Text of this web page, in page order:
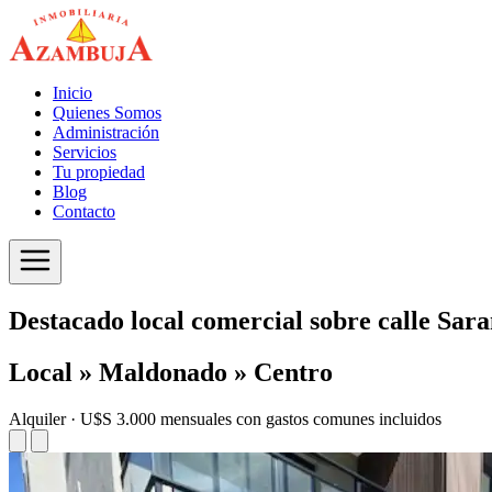
Inicio
Quienes Somos
Administración
Servicios
Tu propiedad
Blog
Contacto
Destacado local comercial sobre calle
Local » Maldonado » Centro
Alquiler · U$S 3.000 mensuales con gastos comunes incluidos